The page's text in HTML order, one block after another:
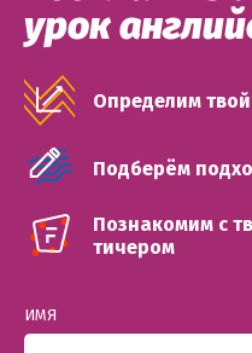
урок
Определим
Подберём
Познакомим с
тичером
ИМЯ